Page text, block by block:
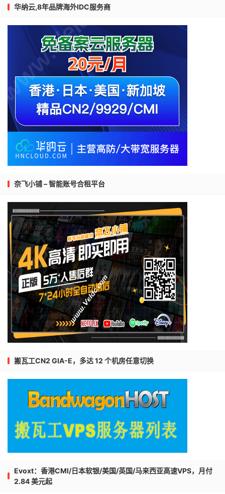
华纳云,8年品牌海外IDC服务商
奈飞小铺 – 智能账号合租平台
搬瓦工CN2 GIA-E，多达 12 个机房任意切换
Evoxt：香港CMI/日本软银/美国/英国/马来西亚高速VPS，月付
2.84 美元起